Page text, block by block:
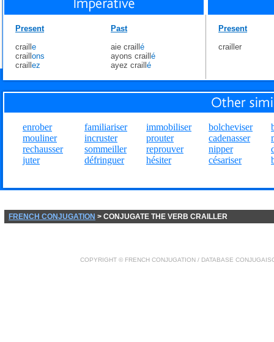
Present
craill e
craill ons
craill ez
Past
aie craill é
ayons craill é
ayez craill é
Present
crailler
enrober
mouliner
rechausser
juter
familiariser
incruster
sommeiller
défringuer
immobiliser
prouter
reprouver
hésiter
bolcheviser
cadenasser
nipper
césariser
FRENCH CONJUGATION > CONJUGATE THE VERB CRAILLER
COPYRIGHT © FRENCH CONJUGATION / DATABASE